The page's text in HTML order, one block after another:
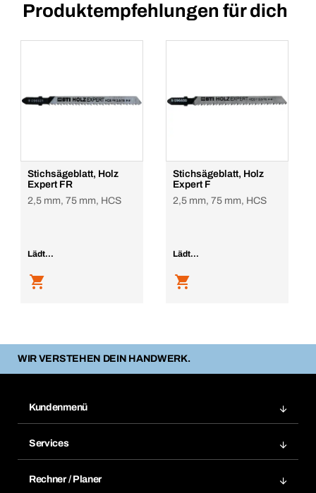
Produktempfehlungen für dich
Stichsägeblatt, Holz
Expert FR
2,5 mm, 75 mm, HCS
Lädt...
Stichsägeblatt, Holz
Expert F
2,5 mm, 75 mm, HCS
Lädt...
WIR VERSTEHEN DEIN HANDWERK.
Kundenmenü
Rechnungen
Services
Rechner / Planer